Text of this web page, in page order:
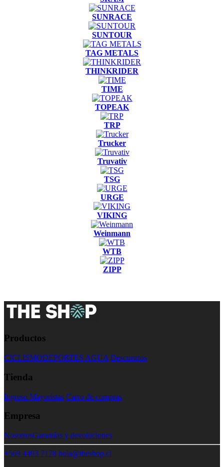
SUNRACE
SUNTOUR
TAG METALS
THINKRIDER
TIME
TOPEAK
TRP
Trucker
Truvativ
TSG
URGE
VIKING
Weinmann
WTB
ZIPP
Productos
CICLISMODEPORTES AGUA Descuentos
Tienda
Ingreso Mayoristas Carro de compras
Empresa
NosotrosGarantías y devoluciones
+569 4493 7178 hola@theshop.cl